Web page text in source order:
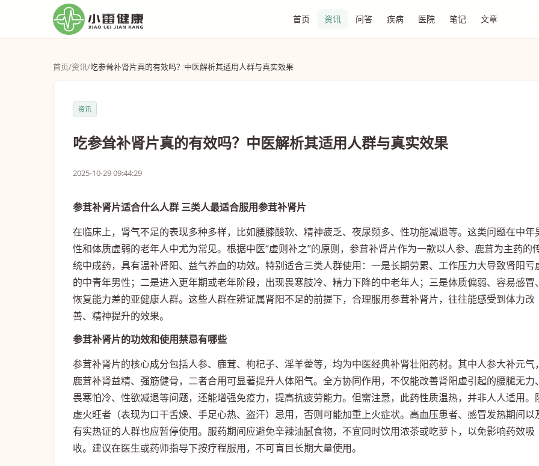
首页 资讯 问答 疾病 医院 笔记 文章
首页/资讯/吃参耸补肾片真的有效吗？中医解析其适用人群与真实效果
资讯
吃参耸补肾片真的有效吗？中医解析其适用人群与真实效果
2025-10-29 09:44:29
参茸补肾片适合什么人群 三类人最适合服用参茸补肾片
在临床上，肾气不足的表现多种多样，比如腰膝酸软、精神疲乏、夜尿频多、性功能减退等。这类问题在中年
性和体质虚弱的老年人中尤为常见。根据中医“虚则补之”的原则，参茸补肾片作为一款以人参、鹿茸为主药的
统中成药，具有温补肾阳、益气养血的功效。特别适合三类人群使用：一是长期劳累、工作压力大导致肾阳亏
的中青年男性；二是进入更年期或老年阶段，出现畏寒肢冷、精力下降的中老年人；三是体质偏弱、容易感冒
恢复能力差的亚健康人群。这些人群在辨证属肾阳不足的前提下，合理服用参茸补肾片，往往能感受到体力改
善、精神提升的效果。
参茸补肾片的功效和使用禁忌有哪些
参茸补肾片的核心成分包括人参、鹿茸、枸杞子、淫羊藿等，均为中医经典补肾壮阳药材。其中人参大补元气
鹿茸补肾益精、强筋健骨，二者合用可显著提升人体阳气。全方协同作用，不仅能改善肾阳虚引起的腰腿无力
畏寒怕冷、性欲减退等问题，还能增强免疫力，提高抗疲劳能力。但需注意，此药性质温热，并非人人适用。
虚火旺者（表现为口干舌燥、手足心热、盗汗）忌用，否则可能加重上火症状。高血压患者、感冒发热期间以
有实热证的人群也应暂停使用。服药期间应避免辛辣油腻食物，不宜同时饮用浓茶或吃萝卜，以免影响药效吸
收。建议在医生或药师指导下按疗程服用，不可盲目长期大量使用。